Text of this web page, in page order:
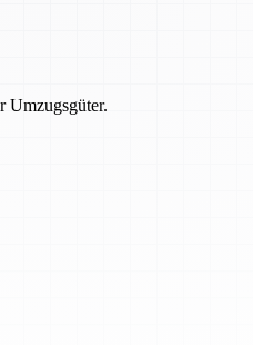
Umzugsgüter.